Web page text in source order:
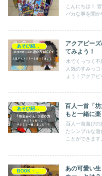
こんにちは！
バカな事を聞か
あそび紹介！
アクアビー
てみよう！
水でくっつく不
人気のすみっ
ょう！アクア
百人一首「
もと一緒に楽
百人一首遊びの
たシンプルな
ことができま
あの可愛い